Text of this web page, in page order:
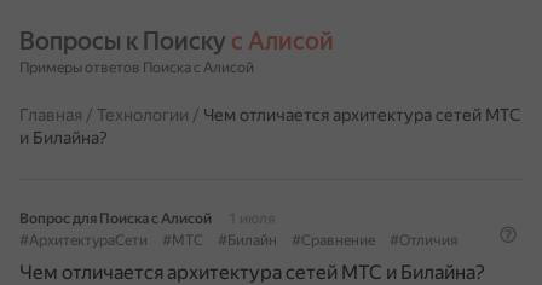
Вопросы к Поиску с Алисой
Примеры ответов Поиска с Алисой
Главная / Технологии / Чем отличается архитектура сетей МТС
и Билайна?
Вопрос для Поиска с Алисой
1 июля
#АрхитектураСети
#МТС #Билайн #Сравнение #Отличия
Чем отличается архитектура сетей МТС и Билайна?